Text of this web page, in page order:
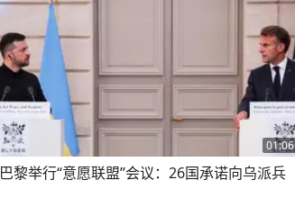
01:06
巴黎举行“意愿联盟”会议：26国承诺向乌派兵